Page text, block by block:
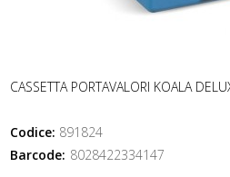
CASSETTA PORTAVALORI KOALA
Codice: 891824
Barcode: 8028422334147